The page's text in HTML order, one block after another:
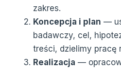
zakres.
Koncepcja i plan —
badawczy, cel,
treści, dzielimy pracę
Realizacja —